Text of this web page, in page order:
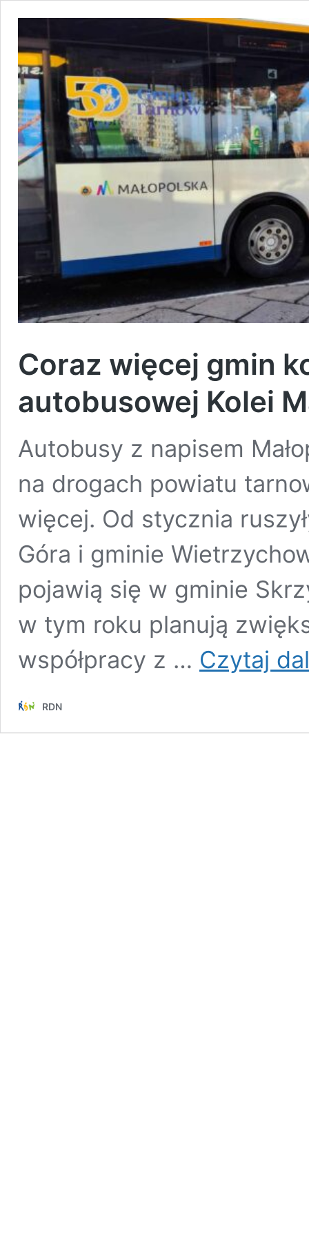
Coraz więcej gmin
autobusowej Kolei
Autobusy z napisem
na drogach powiatu
więcej. Od stycznia
Góra i gminie
pojawią się w gminie
w tym roku planują
współpracy z … Czytaj
RDN